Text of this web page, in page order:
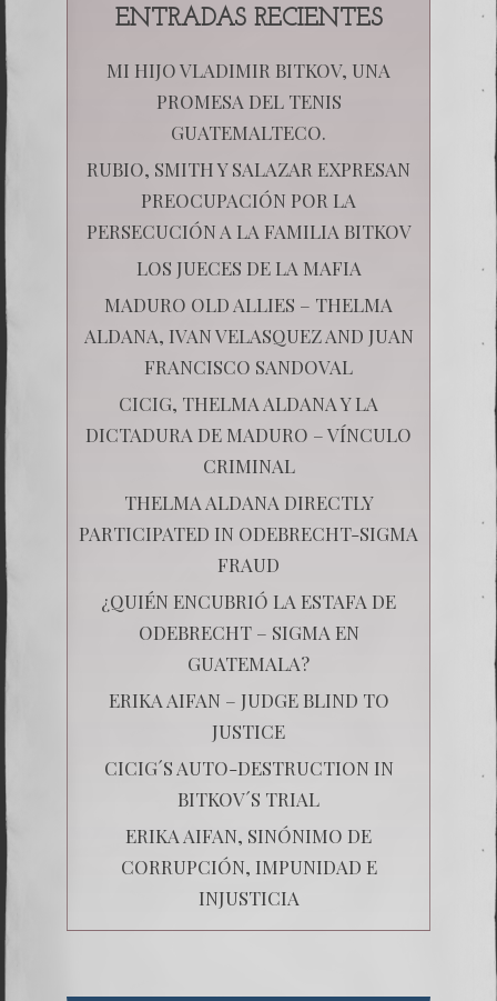
ENTRADAS RECIENTES
MI HIJO VLADIMIR BITKOV, UNA
PROMESA DEL TENIS
GUATEMALTECO.
RUBIO, SMITH Y SALAZAR EXPRESAN
PREOCUPACIÓN POR LA
PERSECUCIÓN A LA FAMILIA BITKOV
LOS JUECES DE LA MAFIA
MADURO OLD ALLIES – THELMA
ALDANA, IVAN VELASQUEZ AND JUAN
FRANCISCO SANDOVAL
CICIG, THELMA ALDANA Y LA
DICTADURA DE MADURO – VÍNCULO
CRIMINAL
THELMA ALDANA DIRECTLY
PARTICIPATED IN ODEBRECHT-SIGMA
FRAUD
¿QUIÉN ENCUBRIÓ LA ESTAFA DE
ODEBRECHT – SIGMA EN
GUATEMALA?
ERIKA AIFAN – JUDGE BLIND TO
JUSTICE
CICIG´S AUTO-DESTRUCTION IN
BITKOV´S TRIAL
ERIKA AIFAN, SINÓNIMO DE
CORRUPCIÓN, IMPUNIDAD E
INJUSTICIA